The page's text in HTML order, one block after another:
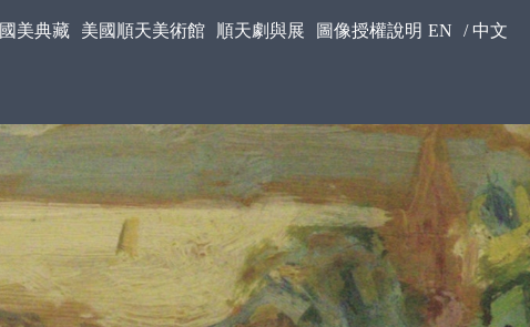
國美典藏 美國順天美術館 順天劇與展 圖像授權說明 EN / 中文